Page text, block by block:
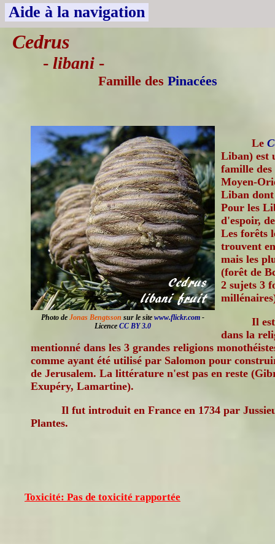
Aide à la navigation
Cedrus
- libani -
Famille des Pinacées
Photo de Jonas Bengtsson sur le site www.flickr.com -
Licence CC BY 3.0
Le
Liban) est
famille
Moyen-
Liban
Pour les
d'espoir,
Les forêts
trouvent
mais les
(forêt de
2 sujets 3
Il
dans la
mentionné dans les 3 grandes religions
comme ayant été utilisé par Salomon pour
de Jerusalem. La littérature n'est pas en reste
Exupéry, Lamartine).
Il fut introduit en France en 1734 par
Plantes.
Toxicité: Pas de toxicité rapportée